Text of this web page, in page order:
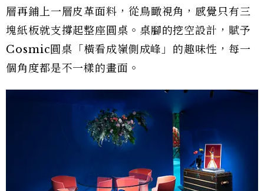
層再鋪上一層皮革面料，從鳥瞰視角，感覺只有三
塊紙板就支撐起整座圓桌。桌腳的挖空設計，賦予
Cosmic圓桌「橫看成嶺側成峰」的趣味性，每一
個角度都是不一樣的畫面。